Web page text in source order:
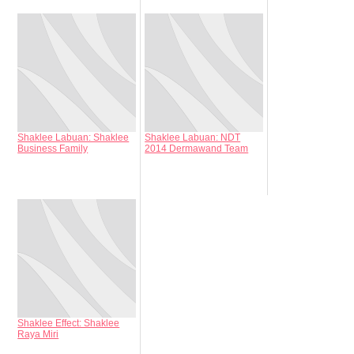
Shaklee Labuan: Shaklee
Business Family
Shaklee Labuan: NDT
2014 Dermawand Team
Shaklee Effect: Shaklee
Raya Miri